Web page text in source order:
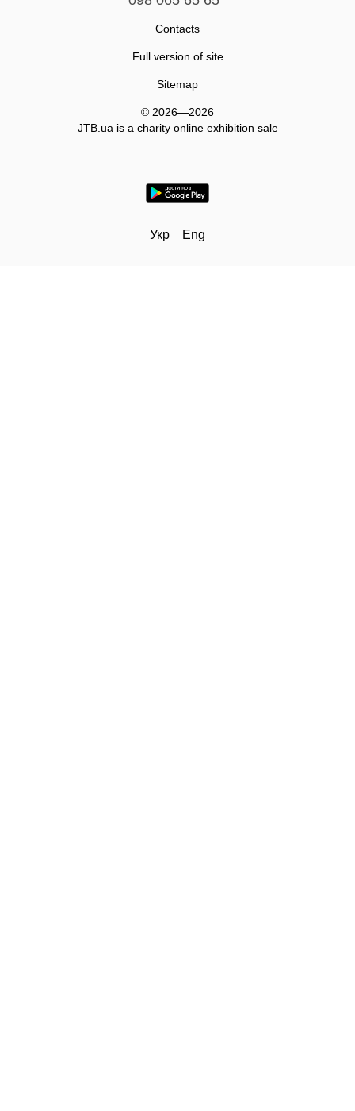
Contacts
Full version of site
Sitemap
© 2026—2026
JTB.ua is а charity online exhibition sale
Укр Eng